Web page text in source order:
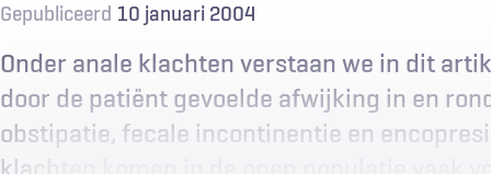
Gepubliceerd 10 januari 2004
Onder anale klachten verstaan we in dit
door de patiënt gevoelde afwijking in en
obstipatie, fecale incontinentie en
klachten komen in de open populatie vaak